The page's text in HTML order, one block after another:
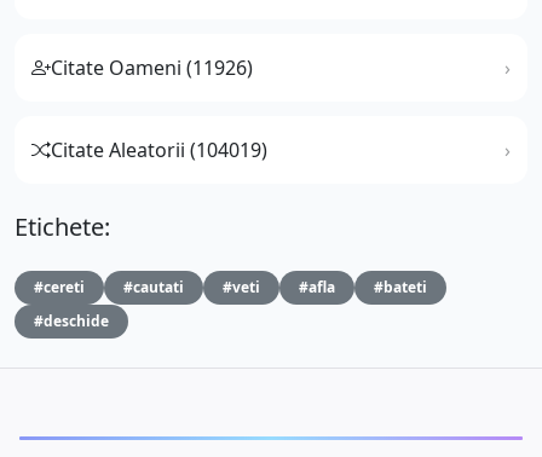
Citate Oameni (11926)
Citate Aleatorii (104019)
Etichete:
#cereti #cautati #veti #afla
#bateti
#deschide